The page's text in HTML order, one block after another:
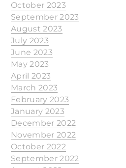
October 2023
September 2023
August 2023
July 2023
June 2023
May 2023
April 2023
March 2023
February 2023
January 2023
December 2022
November 2022
October 2022
September 2022